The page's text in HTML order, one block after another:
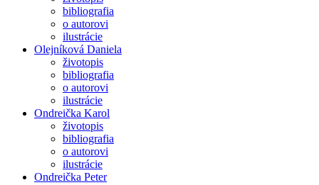
bibliografia
o autorovi
ilustrácie
Olejníková Daniela
životopis
bibliografia
o autorovi
ilustrácie
Ondreička Karol
životopis
bibliografia
o autorovi
ilustrácie
Ondreička Peter